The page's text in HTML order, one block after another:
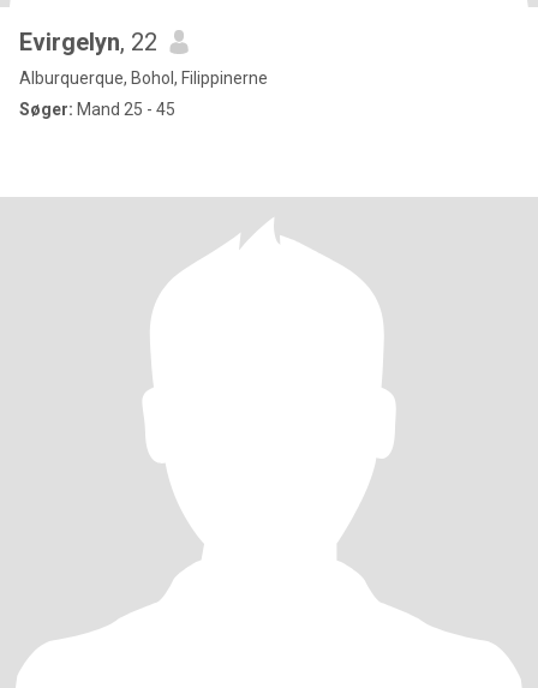
Evirgelyn, 22
Alburquerque, Bohol, Filippinerne
Søger: Mand 25 - 45